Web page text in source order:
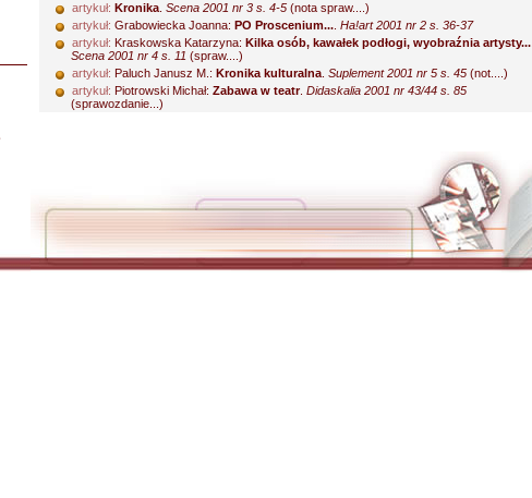
artykuł: Kronika Scena 2001 nr 3 s. 4-5 (nota spraw....)
artykuł: Grabowiecka Joanna: PO Proscenium... Ha!art 2001 nr 2 s. 36-37
artykuł: Kraskowska Katarzyna: Kilka osób, kawałek podłogi, wyobraźnia artysty...
Scena 2001 nr 4 s. 11 (spraw....)
artykuł: Paluch Janusz M.: Kronika kulturalna Suplement 2001 nr 5 s. 45 (not....)
artykuł: Piotrowski Michał: Zabawa w teatr. Didaskalia 2001 nr 43/44 s. 85
(sprawozdanie...)